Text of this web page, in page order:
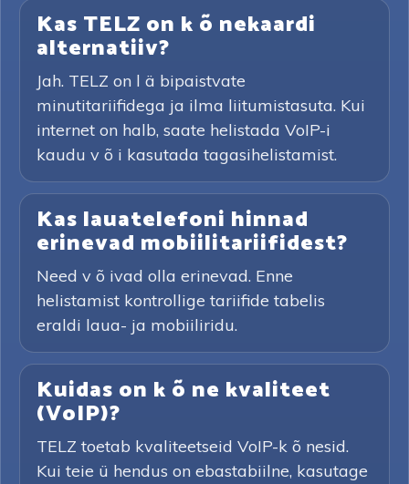
Kas TELZ on k õ nekaardi
alternatiiv?
Jah. TELZ on l ä bipaistvate
minutitariifidega ja ilma liitumistasuta. Kui
internet on halb, saate helistada VoIP-i
kaudu v õ i kasutada tagasihelistamist.
Kas lauatelefoni hinnad
erinevad mobiilitariifidest?
Need v õ ivad olla erinevad. Enne
helistamist kontrollige tariifide tabelis
eraldi laua- ja mobiiliridu.
Kuidas on k õ ne kvaliteet
(VoIP)?
TELZ toetab kvaliteetseid VoIP-k õ nesid.
Kui teie ü hendus on ebastabiilne, kasutage